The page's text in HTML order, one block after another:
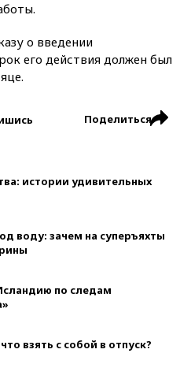
о введении
его действия должен был
Поделиться
истории удивительных
воду: зачем на суперъяхты
по следам
взять с собой в отпуск?